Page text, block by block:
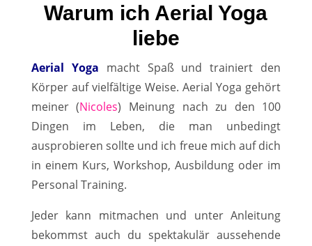
Warum ich Aerial Yoga
liebe
Aerial Yoga macht Spaß und trainiert den
Körper auf vielfältige Weise. Aerial Yoga gehört
meiner (Nicoles) Meinung nach zu den 100
Dingen im Leben, die man unbedingt
ausprobieren sollte und ich freue mich auf dich
in einem Kurs, Workshop, Ausbildung oder im
Personal Training.
Jeder kann mitmachen und unter Anleitung
bekommst auch du spektakulär aussehende